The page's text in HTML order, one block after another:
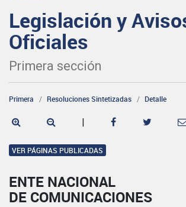
Legislación y
Oficiales
Primera sección
Primera Resoluciones Sintetizadas Detalle
|
VER PÁGINAS PUBLICADAS
ENTE NACIONAL
DE COMUNICACIONES